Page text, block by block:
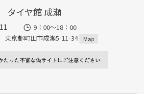
タイヤ館 成瀬
9：00～18：00
東京都町田市成瀬5-11-34
Map